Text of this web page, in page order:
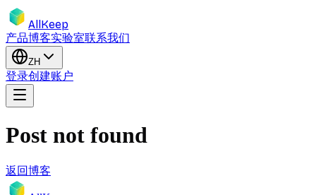
AllKeep
产品博客实验室联系我们
ZH
登录创建账户
Post not found
返回博客